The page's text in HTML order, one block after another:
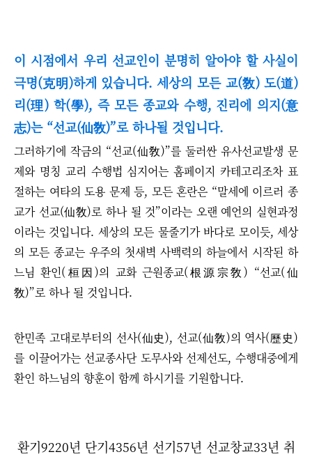
이 시점에서 우리 선교인이 분명히 알아야 할 사실이
극명(克明)하게 있습니다. 세상의 모든 교(敎) 도(道)
리(理) 학(學), 즉 모든 종교와 수행, 진리에 의지(意
志)는 “선교(仙敎)”로 하나될 것입니다.
그러하기에 작금의 “선교(仙敎)”를 둘러싼 유사선교발생 문
제와 명칭 교리 수행법 심지어는 홈페이지 카테고리조차 표
절하는 여타의 도용 문제 등, 모든 혼란은 “말세에 이르러 종
교가 선교(仙敎)로 하나 될 것”이라는 오랜 예언의 실현과정
이라는 것입니다. 세상의 모든 물줄기가 바다로 모이듯, 세상
의 모든 종교는 우주의 첫새벽 사백력의 하늘에서 시작된 하
느님 환인(桓因)의 교화 근원종교(根源宗敎) “선교(仙
敎)”로 하나 될 것입니다.
한민족 고대로부터의 선사(仙史), 선교(仙敎)의 역사(歷史)
를 이끌어가는 선교종사단 도무사와 선제선도, 수행대중에게
환인 하느님의 향훈이 함께 하시기를 기원합니다.
환기9220년 단기4356년 선기57년 선교창교33년 취